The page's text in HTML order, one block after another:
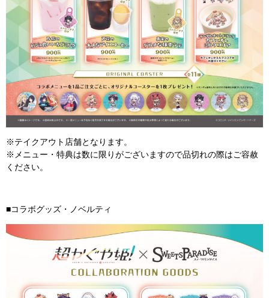
※テイクアウト店舗となります。
※メニュー・特典は数に限りがございますので品切れの際はご容赦
ください。
■コラボグッズ・ノベルティ